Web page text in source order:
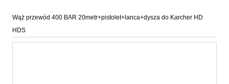
Wąż przewód 400 BAR 20metr+pistolet+lanca+dysza do Karcher HD
HDS